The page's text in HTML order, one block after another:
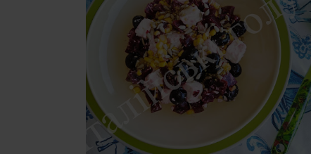
СЕРЕДА, 21 ЛИСТОПАДА 2018 Р.
САЛАТ З БУРЯКА І ФЕТИ В
ПРЯНІЙ ЗАПРАВЦІ